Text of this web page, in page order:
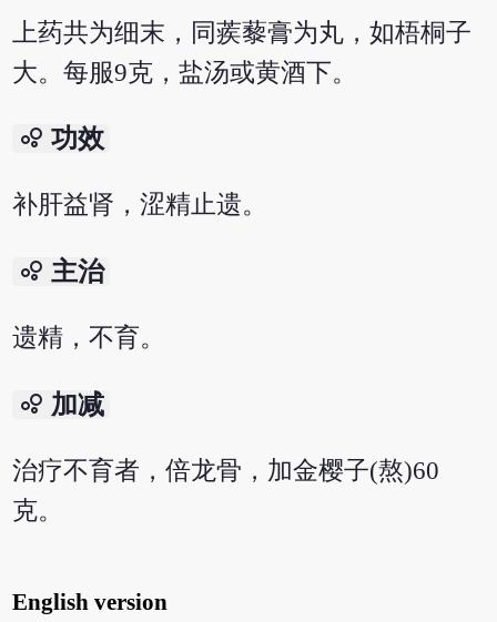
上药共为细末，同蒺藜膏为丸，如梧桐子
大。每服9克，盐汤或黄酒下。
bubble_chart 功效
补肝益肾，涩精止遗。
bubble_chart 主治
遗精，不育。
bubble_chart 加减
治疗不育者，倍龙骨，加金樱子(熬)60
克。
English version